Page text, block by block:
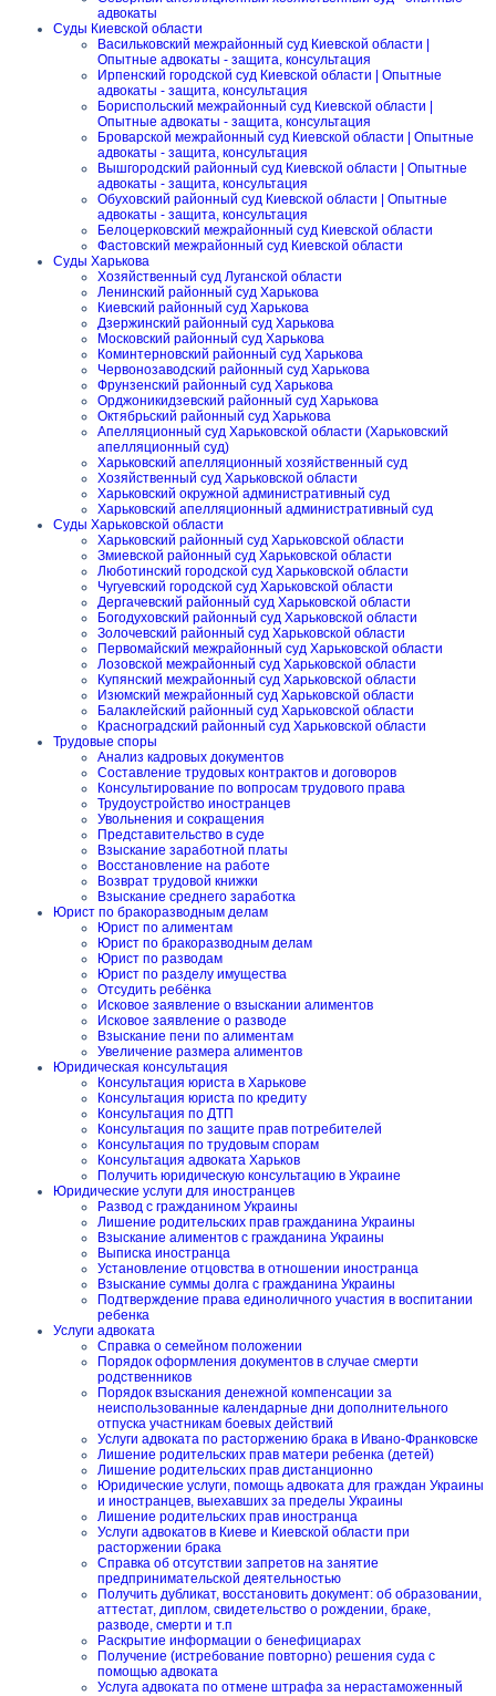
адвокаты
Суды Киевской области
Васильковский межрайонный суд Киевской области |
Опытные адвокаты - защита, консультация
Ирпенский городской суд Киевской области | Опытные
адвокаты - защита, консультация
Бориспольский межрайонный суд Киевской области |
Опытные адвокаты - защита, консультация
Броварской межрайонный суд Киевской области | Опытные
адвокаты - защита, консультация
Вышгородский районный суд Киевской области | Опытные
адвокаты - защита, консультация
Обуховский районный суд Киевской области | Опытные
адвокаты - защита, консультация
Белоцерковский межрайонный суд Киевской области
Фастовский межрайонный суд Киевской области
Суды Харькова
Хозяйственный суд Луганской области
Ленинский районный суд Харькова
Киевский районный суд Харькова
Дзержинский районный суд Харькова
Московский районный суд Харькова
Коминтерновский районный суд Харькова
Червонозаводский районный суд Харькова
Фрунзенский районный суд Харькова
Орджоникидзевский районный суд Харькова
Октябрьский районный суд Харькова
Апелляционный суд Харьковской области (Харьковский
апелляционный суд)
Харьковский апелляционный хозяйственный суд
Хозяйственный суд Харьковской области
Харьковский окружной административный суд
Харьковский апелляционный административный суд
Суды Харьковской области
Харьковский районный суд Харьковской области
Змиевской районный суд Харьковской области
Люботинский городской суд Харьковской области
Чугуевский городской суд Харьковской области
Дергачевский районный суд Харьковской области
Богодуховский районный суд Харьковской области
Золочевский районный суд Харьковской области
Первомайский межрайонный суд Харьковской области
Лозовской межрайонный суд Харьковской области
Купянский межрайонный суд Харьковской области
Изюмский межрайонный суд Харьковской области
Балаклейский районный суд Харьковской области
Красноградский районный суд Харьковской области
Трудовые споры
Анализ кадровых документов
Составление трудовых контрактов и договоров
Консультирование по вопросам трудового права
Трудоустройство иностранцев
Увольнения и сокращения
Представительство в суде
Взыскание заработной платы
Восстановление на работе
Возврат трудовой книжки
Взыскание среднего заработка
Юрист по бракоразводным делам
Юрист по алиментам
Юрист по бракоразводным делам
Юрист по разводам
Юрист по разделу имущества
Отсудить ребёнка
Исковое заявление о взыскании алиментов
Исковое заявление о разводе
Взыскание пени по алиментам
Увеличение размера алиментов
Юридическая консультация
Консультация юриста в Харькове
Консультация юриста по кредиту
Консультация по ДТП
Консультация по защите прав потребителей
Консультация по трудовым спорам
Консультация адвоката Харьков
Получить юридическую консультацию в Украине
Юридические услуги для иностранцев
Развод с гражданином Украины
Лишение родительских прав гражданина Украины
Взыскание алиментов с гражданина Украины
Выписка иностранца
Установление отцовства в отношении иностранца
Взыскание суммы долга с гражданина Украины
Подтверждение права единоличного участия в воспитании
ребенка
Услуги адвоката
Справка о семейном положении
Порядок оформления документов в случае смерти
родственников
Порядок взыскания денежной компенсации за
неиспользованные календарные дни дополнительного
отпуска участникам боевых действий
Услуги адвоката по расторжению брака в Ивано-Франковске
Лишение родительских прав матери ребенка (детей)
Лишение родительских прав дистанционно
Юридические услуги, помощь адвоката для граждан Украины
и иностранцев, выехавших за пределы Украины
Лишение родительских прав иностранца
Услуги адвокатов в Киеве и Киевской области при
расторжении брака
Справка об отсутствии запретов на занятие
предпринимательской деятельностью
Получить дубликат, восстановить документ: об образовании,
аттестат, диплом, свидетельство о рождении, браке,
разводе, смерти и т.п
Раскрытие информации о бенефициарах
Получение (истребование повторно) решения суда с
помощью адвоката
Услуга адвоката по отмене штрафа за нерастаможенный